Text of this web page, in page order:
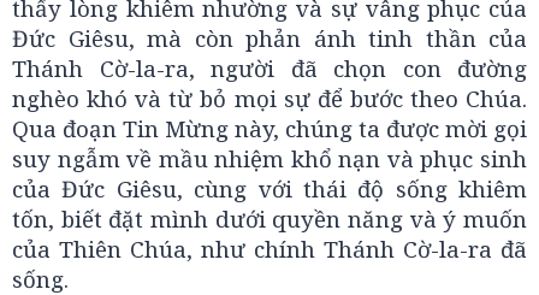
thấy lòng khiêm nhường và sự vâng phục của
Đức Giêsu, mà còn phản ánh tinh thần của
Thánh Cờ-la-ra, người đã chọn con đường
nghèo khó và từ bỏ mọi sự để bước theo Chúa.
Qua đoạn Tin Mừng này, chúng ta được mời gọi
suy ngẫm về mầu nhiệm khổ nạn và phục sinh
của Đức Giêsu, cùng với thái độ sống khiêm
tốn, biết đặt mình dưới quyền năng và ý muốn
của Thiên Chúa, như chính Thánh Cờ-la-ra đã
sống.